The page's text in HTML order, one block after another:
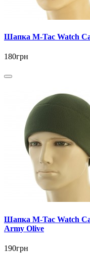
Шапка M-Tac Watch
180грн
Шапка M-Tac Watch
Army Olive
190грн